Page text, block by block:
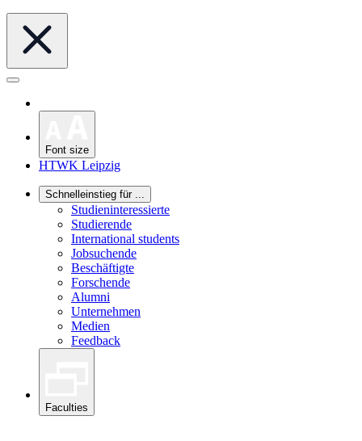
Font size
HTWK Leipzig
Schnelleinstieg für ...
Studieninteressierte
Studierende
International students
Jobsuchende
Beschäftigte
Forschende
Alumni
Unternehmen
Medien
Feedback
Faculties